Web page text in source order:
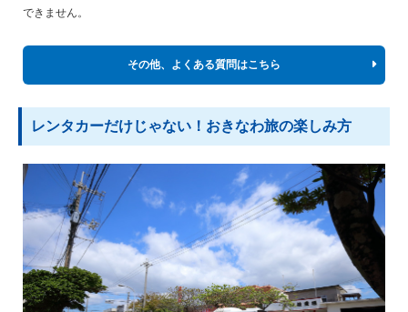
できません。
その他、よくある質問はこちら
レンタカーだけじゃない！おきなわ旅の楽しみ方